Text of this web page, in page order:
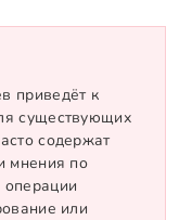
приведёт к
существующих
содержат
мнения по
или